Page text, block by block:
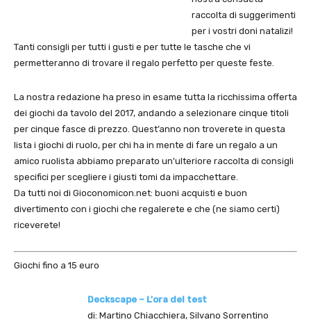
raccolta di suggerimenti
per i vostri doni natalizi!
Tanti consigli per tutti i gusti e per tutte le tasche che vi
permetteranno di trovare il regalo perfetto per queste feste.
La nostra redazione ha preso in esame tutta la ricchissima offerta
dei giochi da tavolo del 2017, andando a selezionare cinque titoli
per cinque fasce di prezzo. Quest’anno non troverete in questa
lista i giochi di ruolo, per chi ha in mente di fare un regalo a un
amico ruolista abbiamo preparato un'ulteriore raccolta di consigli
specifici per scegliere i giusti tomi da impacchettare.
Da tutti noi di Gioconomicon.net: buoni acquisti e buon
divertimento con i giochi che regalerete e che (ne siamo certi)
riceverete!
Giochi fino a 15 euro
Deckscape – L'ora del test
di: Martino Chiacchiera, Silvano Sorrentino